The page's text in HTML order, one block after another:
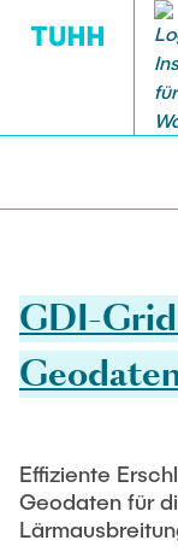
Institutsleitung
Leitende
Technisches
FORSCHUNG
CLICCS II A5
bereits erstellte
Hamburger
GDI-
Effiziente
Geodaten für